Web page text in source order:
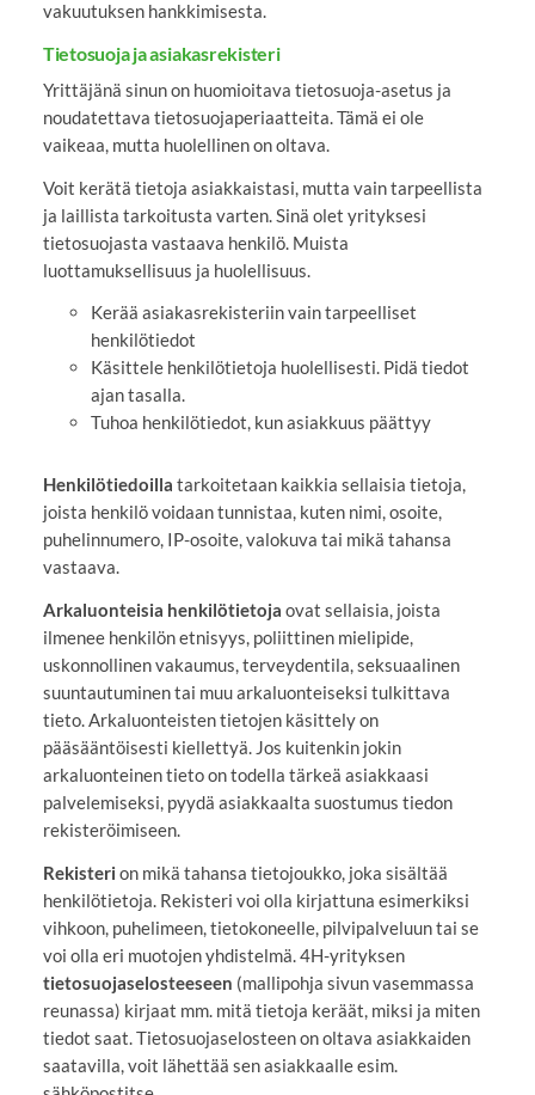
vakuutuksen hankkimisesta.
Tietosuoja ja asiakasrekisteri
Yrittäjänä sinun on huomioitava tietosuoja-asetus ja
noudatettava tietosuojaperiaatteita. Tämä ei ole
vaikeaa, mutta huolellinen on oltava.
Voit kerätä tietoja asiakkaistasi, mutta vain tarpeellista
ja laillista tarkoitusta varten. Sinä olet yrityksesi
tietosuojasta vastaava henkilö. Muista
luottamuksellisuus ja huolellisuus.
Kerää asiakasrekisteriin vain tarpeelliset
henkilötiedot
Käsittele henkilötietoja huolellisesti. Pidä tiedot
ajan tasalla.
Tuhoa henkilötiedot, kun asiakkuus päättyy
Henkilötiedoilla tarkoitetaan kaikkia sellaisia tietoja,
joista henkilö voidaan tunnistaa, kuten nimi, osoite,
puhelinnumero, IP-osoite, valokuva tai mikä tahansa
vastaava.
Arkaluonteisia henkilötietoja ovat sellaisia, joista
ilmenee henkilön etnisyys, poliittinen mielipide,
uskonnollinen vakaumus, terveydentila, seksuaalinen
suuntautuminen tai muu arkaluonteiseksi tulkittava
tieto. Arkaluonteisten tietojen käsittely on
pääsääntöisesti kiellettyä. Jos kuitenkin jokin
arkaluonteinen tieto on todella tärkeä asiakkaasi
palvelemiseksi, pyydä asiakkaalta suostumus tiedon
rekisteröimiseen.
Rekisteri on mikä tahansa tietojoukko, joka sisältää
henkilötietoja. Rekisteri voi olla kirjattuna esimerkiksi
vihkoon, puhelimeen, tietokoneelle, pilvipalveluun tai se
voi olla eri muotojen yhdistelmä. 4H-yrityksen
tietosuojaselosteeseen (mallipohja sivun vasemmassa
reunassa) kirjaat mm. mitä tietoja keräät, miksi ja miten
tiedot saat. Tietosuojaselosteen on oltava asiakkaiden
saatavilla, voit lähettää sen asiakkaalle esim.